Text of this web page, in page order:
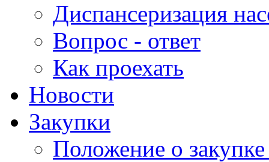
Диспансеризация
Вопрос - ответ
Как проехать
Новости
Закупки
Положение о